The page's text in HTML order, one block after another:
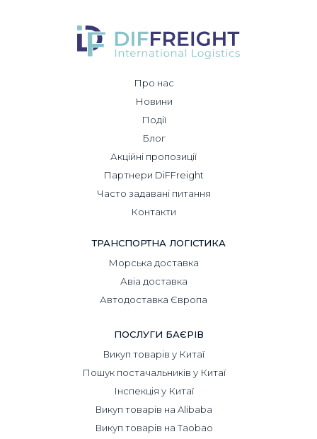
Про нас
Новини
Події
Блог
Акційні пропозиції
Партнери DiFFreight
Часто задавані питання
Контакти
ТРАНСПОРТНА ЛОГІСТИКА
Морська доставка
Авіа доставка
Автодоставка Європа
ПОСЛУГИ БАЄРІВ
Викуп товарів у Китаї
Пошук постачальників у Китаї
Інспекція у Китаї
Викуп товарів на Alibaba
Викуп товарів на Taobao